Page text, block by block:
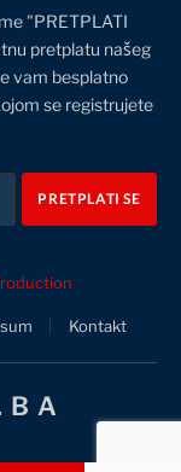
"PRETPLATI
pretplatu našeg
vam besplatno
se registrujete
Kontakt